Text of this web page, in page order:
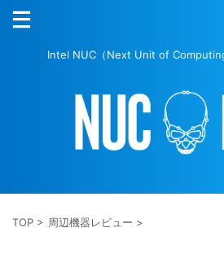
Intel NUC（Next Unit of
TOP > 周辺機器レビュー >